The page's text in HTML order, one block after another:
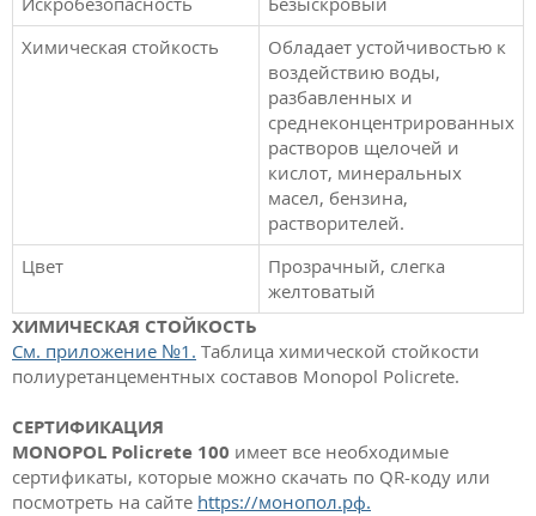
Химическая стойкость
Обладает устойчивостью к
воздействию воды,
разбавленных и
среднеконцентрированных
растворов щелочей и
кислот, минеральных
масел, бензина,
растворителей.
Цвет
Прозрачный, слегка
желтоватый
ХИМИЧЕСКАЯ СТОЙКОСТЬ
См. приложение №1. Таблица химической стойкости
полиуретанцементных составов Monopol Policrete.
СЕРТИФИКАЦИЯ
MONOPOL Policrete 100 имеет все необходимые
сертификаты, которые можно скачать по QR-коду или
посмотреть на сайте https://монопол.рф.